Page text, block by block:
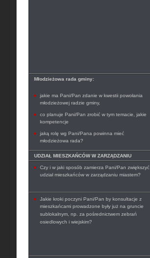
Młodzieżowa rada gminy:
jakie ma Pani/Pan zdanie w kwestii powołania
młodzieżowej radzie gminy,
co planuje Pani/Pan zrobić w tym temacie, jakie
kompetencje
jaką rolę wg Pani/Pana powinna mieć
młodzieżowa rada?
UDZIAŁ MIESZKAŃCÓW W ZARZĄDZANIU
Czy i w jaki sposób zamierza Pani/Pan zwiększyć
udział mieszkańców w zarządzaniu miastem?
Jakie kroki poczyni Pani/Pan by konsultacje z
mieszkańcami prowadzone były już na gruncie
sublokalnym, np. za pośrednictwem zebrań
osiedlowych i wiejskim?